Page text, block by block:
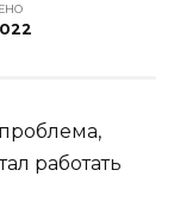
работать